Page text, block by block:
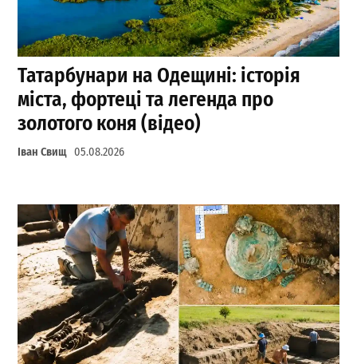
Татарбунари на Одещині: історія
міста, фортеці та легенда про
золотого коня (відео)
Іван Свищ 05.08.2026